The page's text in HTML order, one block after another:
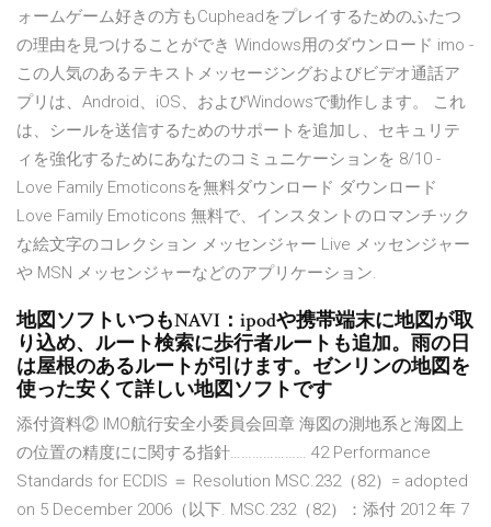
ォームゲーム好きの方もCupheadをプレイするためのふたつ
の理由を見つけることができ Windows用のダウンロード imo -
この人気のあるテキストメッセージングおよびビデオ通話ア
プリは、Android、iOS、およびWindowsで動作します。 これ
は、シールを送信するためのサポートを追加し、セキュリテ
ィを強化するためにあなたのコミュニケーションを 8/10 -
Love Family Emoticonsを無料ダウンロード ダウンロード
Love Family Emoticons 無料で、インスタントのロマンチック
な絵文字のコレクション メッセンジャー Live メッセンジャー
や MSN メッセンジャーなどのアプリケーション.
地図ソフトいつもNAVI：ipodや携帯端末に地図が取
り込め、ルート検索に歩行者ルートも追加。雨の日
は屋根のあるルートが引けます。ゼンリンの地図を
使った安くて詳しい地図ソフトです
添付資料② IMO航行安全小委員会回章 海図の測地系と海図上
の位置の精度にに関する指針………………… 42 Performance
Standards for ECDIS ＝ Resolution MSC.232（82）= adopted
on 5 December 2006（以下. MSC.232（82）：添付 2012 年 7